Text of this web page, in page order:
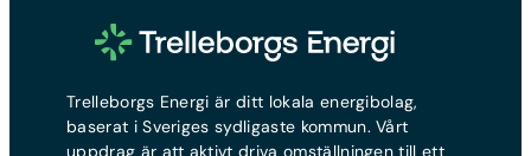
el du förbrukat
som ingår i elnätsfakturan
nytt avtal — vi sköter resten.
Trelleborgs Energi är ditt lokala energibolag,
baserat i Sveriges sydligaste kommun. Vårt
uppdrag är att aktivt driva omställningen till ett